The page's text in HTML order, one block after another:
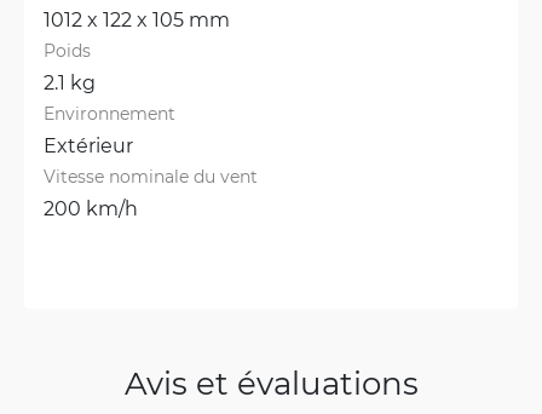
1012 x 122 x 105 mm
Poids
2.1 kg
Environnement
Extérieur
Vitesse nominale du vent
200 km/h
Avis et évaluations